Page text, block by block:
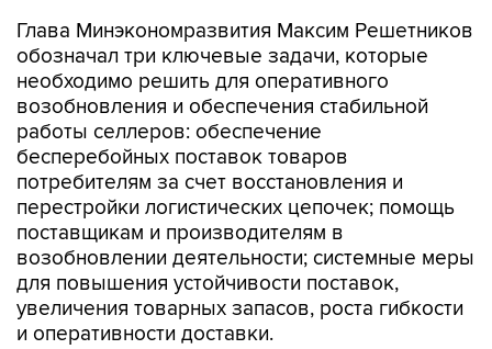
Глава Минэкономразвития Максим Решетников
обозначал три ключевые задачи, которые
необходимо решить для оперативного
возобновления и обеспечения стабильной
работы селлеров: обеспечение
бесперебойных поставок товаров
потребителям за счет восстановления и
перестройки логистических цепочек; помощь
поставщикам и производителям в
возобновлении деятельности; системные меры
для повышения устойчивости поставок,
увеличения товарных запасов, роста гибкости
и оперативности доставки.